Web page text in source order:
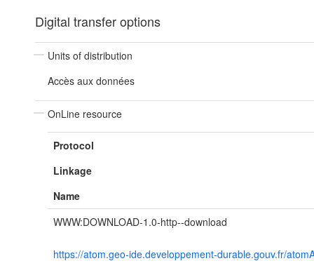
Digital transfer options
Units of distribution
Accès aux données
OnLine resource
Protocol
Linkage
Name
WWW:DOWNLOAD-1.0-http--download
https://atom.geo-ide.developpement-durable.gouv.fr/